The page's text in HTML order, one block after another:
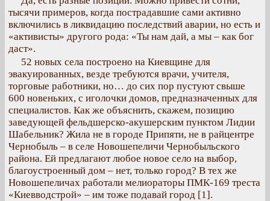
тысячи примеров, когда пострадавшие сами активно
включились в ликвидацию последствий аварии, но есть и
«активисты» другого рода: «Ты нам дай, а мы – как бог
даст».
52 новых села построено на Киевщине для
эвакуированных, везде требуются врачи, учителя,
торговые работники, но… до сих пор пустуют свыше
600 новеньких, с иголочки домов, предназначенных для
специалистов. Как же объяснить, скажем, позицию
заведующей фельдшерско-акушерским пунктом Лидии
Шабельник? Жила не в городе Припяти, не в райцентре
Чернобыль – в селе Новошепеличи Чернобыльского
района. Ей предлагают любое новое село на выбор,
благоустроенный дом – нет, только город? В тех же
Новошепеличах работали мелиораторы ПМК-169 треста
«Киевводстрой» – им тоже подавай город [1].